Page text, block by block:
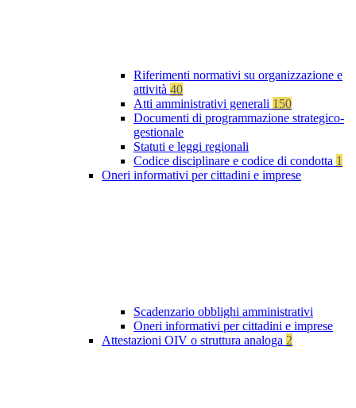
Riferimenti normativi su organizzazione e
attività 40
Atti amministrativi generali 150
Documenti di programmazione strategico-
gestionale
Statuti e leggi regionali
Codice disciplinare e codice di condotta 1
Oneri informativi per cittadini e imprese
Scadenzario obblighi amministrativi
Oneri informativi per cittadini e imprese
Attestazioni OIV o struttura analoga 2